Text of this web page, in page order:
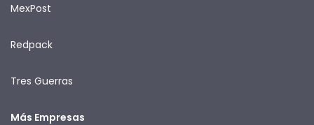
MexPost
Redpack
Tres Guerras
Más Empresas